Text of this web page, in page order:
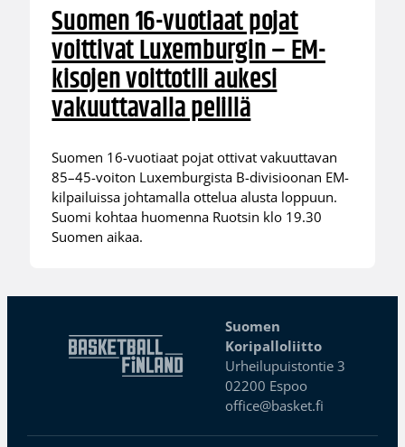
Suomen 16-vuotiaat pojat
voittivat Luxemburgin – EM-
kisojen voittotili aukesi
vakuuttavalla pelillä
Suomen 16-vuotiaat pojat ottivat vakuuttavan
85–45-voiton Luxemburgista B-divisioonan EM-
kilpailuissa johtamalla ottelua alusta loppuun.
Suomi kohtaa huomenna Ruotsin klo 19.30
Suomen aikaa.
Suomen
Koripalloliitto
Urheilupuistontie 3
02200 Espoo
office@basket.fi